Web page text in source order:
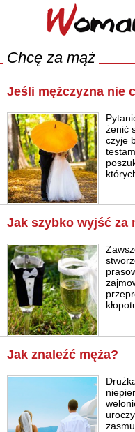
Chcę za mąż
Jeśli mężczyzna nie
żenić
czyje
Jak szybko wyjść za
Jak znaleźć męża?